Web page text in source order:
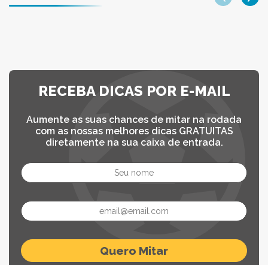
RECEBA DICAS POR E-MAIL
Aumente as suas chances de mitar na rodada
com as nossas melhores dicas GRATUITAS
diretamente na sua caixa de entrada.